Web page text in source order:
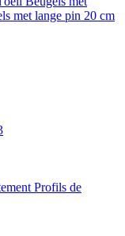
met lange pin 20 cm
Profils de